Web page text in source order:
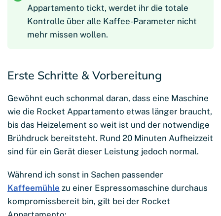
Appartamento tickt, werdet ihr die totale
Kontrolle über alle Kaffee-Parameter nicht
mehr missen wollen.
Erste Schritte & Vorbereitung
Gewöhnt euch schonmal daran, dass eine Maschine
wie die Rocket Appartamento etwas länger braucht,
bis das Heizelement so weit ist und der notwendige
Brühdruck bereitsteht. Rund 20 Minuten Aufheizzeit
sind für ein Gerät dieser Leistung jedoch normal.
Während ich sonst in Sachen passender
Kaffeemühle zu einer Espressomaschine durchaus
kompromissbereit bin, gilt bei der Rocket